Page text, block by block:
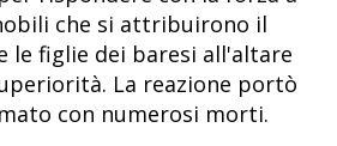
che si attribuirono il
figlie dei baresi all'altare
La reazione portò
con numerosi morti.